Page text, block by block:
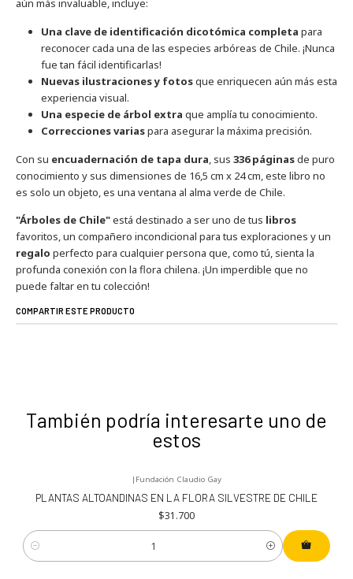
aún más invaluable, incluye:
Una clave de identificación dicotómica completa para
reconocer cada una de las especies arbóreas de Chile. ¡Nunca
fue tan fácil identificarlas!
Nuevas ilustraciones y fotosque enriquecen aún más esta
experiencia visual.
Una especie de árbol extra que amplía tu conocimiento.
Correcciones variaspara asegurar la máxima precisión.
Con su encuadernación de tapa dura, sus 336 páginasde puro
conocimiento y sus dimensiones de 16,5 cm x 24 cm, este libro no
es solo un objeto, es una ventana al alma verde de Chile.
"Árboles de Chile"está destinado a ser uno de tus libros
favoritos, un compañero incondicional para tus exploraciones y un
regalo perfecto para cualquier persona que, como tú, sienta la
profunda conexión con la flora chilena. ¡Un imperdible que no
puede faltar en tu colección!
COMPARTIR ESTE PRODUCTO
También podría interesarte uno de
estos
| Fundación Claudio Gay
PLANTAS ALTOANDINAS EN LA FLORA SILVESTRE DE CHILE
$31.700
Cantidad